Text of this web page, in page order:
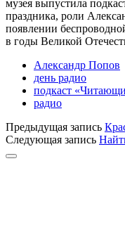
музея выпустила
праздника, роли
появлении
в годы Великой
Александр Попов
день радио
подкаст
радио
Предыдущая запись
Следующая запись
Прокрутка